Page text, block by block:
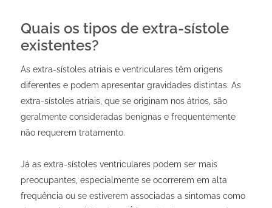
Quais os tipos de extra-sístole
existentes?
As extra-sístoles atriais e ventriculares têm origens
diferentes e podem apresentar gravidades distintas. As
extra-sístoles atriais, que se originam nos átrios, são
geralmente consideradas benignas e frequentemente
não requerem tratamento.
Já as extra-sístoles ventriculares podem ser mais
preocupantes, especialmente se ocorrerem em alta
frequência ou se estiverem associadas a sintomas como